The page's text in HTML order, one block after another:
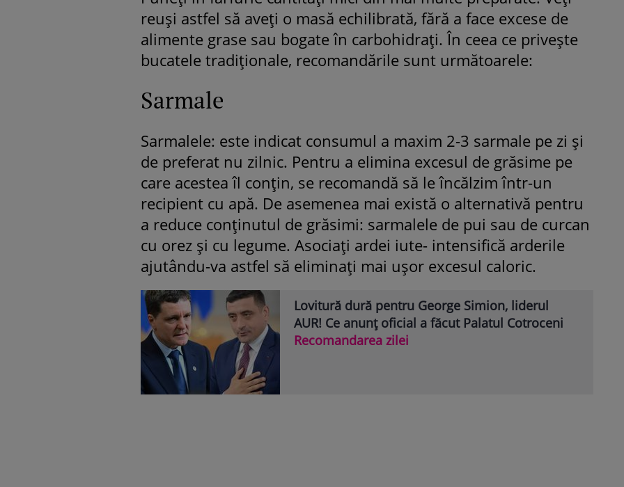
reuși astfel să aveți o masă echilibrată, fără a face excese de
alimente grase sau bogate în carbohidrați. În ceea ce privește
bucatele tradiționale, recomandările sunt următoarele:
Sarmale
Sarmalele: este indicat consumul a maxim 2-3 sarmale pe zi și
de preferat nu zilnic. Pentru a elimina excesul de grăsime pe
care acestea îl conțin, se recomandă să le încălzim într-un
recipient cu apă. De asemenea mai există o alternativă pentru
a reduce conținutul de grăsimi: sarmalele de pui sau de curcan
cu orez și cu legume. Asociați ardei iute- intensifică arderile
ajutându-va astfel să eliminați mai ușor excesul caloric.
Lovitură dură pentru George Simion, liderul
AUR! Ce anunț oficial a făcut Palatul Cotroceni
Recomandarea zilei